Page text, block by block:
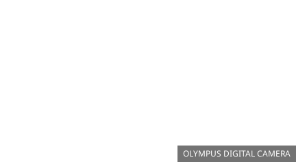
OLYMPUS DIGITAL CAMERA